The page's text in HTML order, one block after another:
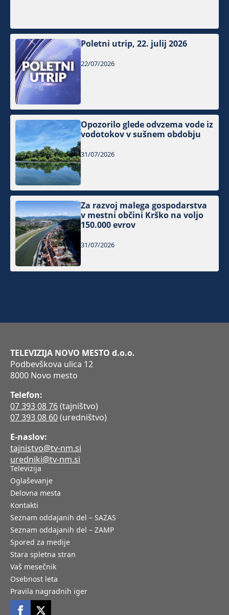
Poletni utrip, 22. julij 2026
22/07/2026
Opozorilo glede odvzema vode iz
vodotokov v sušnem obdobju
31/07/2026
Za razvoj malega gospodarstva
v mestni občini Krško na voljo
150.000 evrov
31/07/2026
TELEVIZIJA NOVO MESTO d.o.o.
Podbevškova ulica 12
8000 Novo mesto
Telefon:
07 393 08 76(tajništvo)
07 393 08 60(uredništvo)
E-naslov:
tajnistvo@tv-nm.si
uredniki@tv-nm.si
Televizija
Oglaševanje
Delovna mesta
Kontakti
Seznam oddajanih del – SAZAS
Seznam oddajanih del – ZAMP
Spored za medije
Stara spletna stran
Vaš mesečnik
Osebnost leta
Pravila nagradnih iger